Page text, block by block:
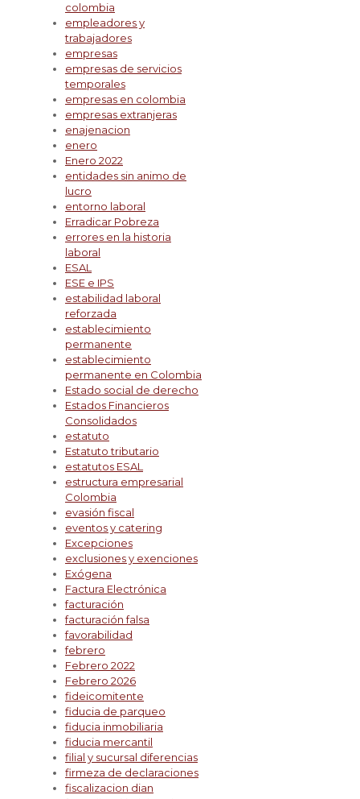
colombia
empleadores y
trabajadores
empresas
empresas de servicios
temporales
empresas en colombia
empresas extranjeras
enajenacion
enero
Enero 2022
entidades sin animo de
lucro
entorno laboral
Erradicar Pobreza
errores en la historia
laboral
ESAL
ESE e IPS
estabilidad laboral
reforzada
establecimiento
permanente
establecimiento
permanente en Colombia
Estado social de derecho
Estados Financieros
Consolidados
estatuto
Estatuto tributario
estatutos ESAL
estructura empresarial
Colombia
evasión fiscal
eventos y catering
Excepciones
exclusiones y exenciones
Exógena
Factura Electrónica
facturación
facturación falsa
favorabilidad
febrero
Febrero 2022
Febrero 2026
fideicomitente
fiducia de parqueo
fiducia inmobiliaria
fiducia mercantil
filial y sucursal diferencias
firmeza de declaraciones
fiscalizacion dian